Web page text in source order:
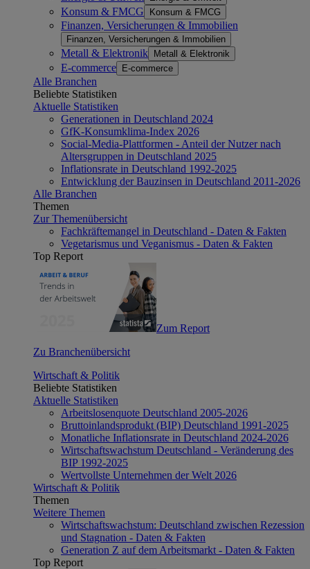
Konsum & FMCG Konsum & FMCG
Finanzen, Versicherungen & Immobilien
Finanzen, Versicherungen & Immobilien
Metall & Elektronik Metall & Elektronik
E-commerce E-commerce
Alle Branchen
Beliebte Statistiken
Aktuelle Statistiken
Generationen in Deutschland 2024
GfK-Konsumklima-Index 2026
Social-Media-Plattformen - Anteil der Nutzer nach
Altersgruppen in Deutschland 2025
Inflationsrate in Deutschland 1992-2025
Entwicklung der Bauzinsen in Deutschland 2011-2026
Alle Branchen
Themen
Zur Themenübersicht
Fachkräftemangel in Deutschland - Daten & Fakten
Vegetarismus und Veganismus - Daten & Fakten
Top Report
Zum Report
Zu Branchenübersicht
Wirtschaft & Politik
Beliebte Statistiken
Aktuelle Statistiken
Arbeitslosenquote Deutschland 2005-2026
Bruttoinlandsprodukt (BIP) Deutschland 1991-2025
Monatliche Inflationsrate in Deutschland 2024-2026
Wirtschaftswachstum Deutschland - Veränderung des
BIP 1992-2025
Wertvollste Unternehmen der Welt 2026
Wirtschaft & Politik
Themen
Weitere Themen
Wirtschaftswachstum: Deutschland zwischen Rezession
und Stagnation - Daten & Fakten
Generation Z auf dem Arbeitsmarkt - Daten & Fakten
Top Report